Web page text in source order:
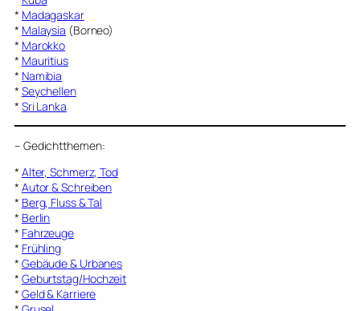
* Madagaskar
* Malaysia (Borneo)
* Marokko
* Mauritius
* Namibia
* Seychellen
* Sri Lanka
– Gedichtthemen:
* Alter, Schmerz, Tod
* Autor & Schreiben
* Berg, Fluss & Tal
* Berlin
* Fahrzeuge
* Frühling
* Gebäude & Urbanes
* Geburtstag/Hochzeit
* Geld & Karriere